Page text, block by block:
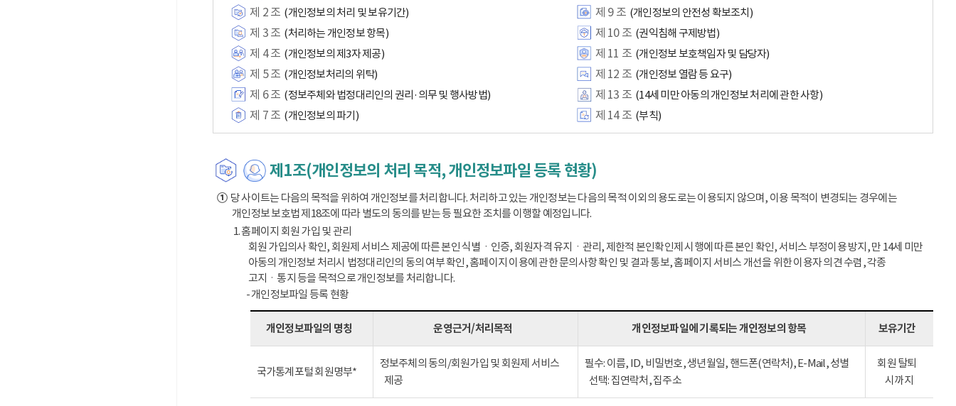
제 2 조 (개인정보의 처리 및 보유기간)
제 3 조 (처리하는 개인정보 항목)
제 4 조 (개인정보의 제3자 제공)
제 5 조 (개인정보처리의 위탁)
제 6 조 (정보주체와 법정대리인의 권리·의무 및 행사방법)
제 7 조 (개인정보의 파기)
제 9 조 (개인정보의 안전성 확보조치)
제 10 조 (권익침해 구제방법)
제 11 조 (개인정보 보호책임자 및 담당자)
제 12 조 (개인정보 열람 등 요구)
제 13 조 (14세 미만 아동의 개인정보 처리에 관한 사항)
제 14 조 (부칙)
제1조(개인정보의 처리 목적, 개인정보파일 등록 현황)
①당 사이트는 다음의 목적을 위하여 개인정보를 처리합니다. 처리하고 있는 개인정보는 다음의 목적 이외의 용도로는 이용되지 않으며, 이용 목적이 변경되는 경우에는
개인정보 보호법 제18조에 따라 별도의 동의를 받는 등 필요한 조치를 이행할 예정입니다.
1. 홈페이지 회원 가입 및 관리
회원 가입의사 확인, 회원제 서비스 제공에 따른 본인 식별ㆍ인증, 회원자격 유지ㆍ관리, 제한적 본인확인제 시행에 따른 본인 확인, 서비스 부정이용 방지, 만 14세 미만
아동의 개인정보 처리시 법정대리인의 동의 여부 확인, 홈페이지 이용에 관한 문의사항 확인 및 결과 통보, 홈페이지 서비스 개선을 위한 이용자 의견 수렴, 각종
고지ㆍ통지 등을 목적으로 개인정보를 처리합니다.
- 개인정보파일 등록 현황
개인정보파일의 명칭 운영근거/처리목적 개인정보파일에 기록되는 개인정보의 항목 보유기간
국가통계포털 회원명부*
정보주체의 동의/회원가입 및 회원제 서비스
제공
필수: 이름, ID, 비밀번호, 생년월일, 핸드폰(연락처), E-Mail, 성별
선택: 집연락처, 집주소
회원 탈퇴
시까지